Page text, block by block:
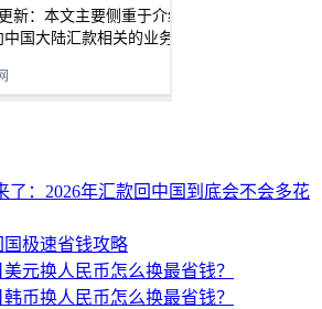
了：2026年汇款回中国到底会不会多花
极速省钱攻略
美元换人民币怎么换最省钱？
韩币换人民币怎么换最省钱？